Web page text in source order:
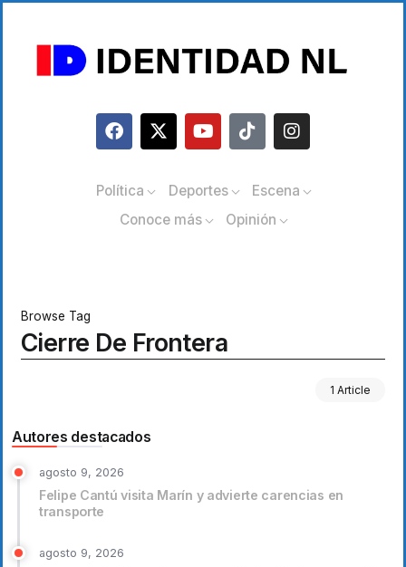
Política Deportes
Escena
Conoce más
Opinión
Browse Tag
Cierre De Frontera
1 Article
Autores destacados
agosto 9, 2026
Felipe Cantú visita Marín y advierte carencias en
transporte
agosto 9, 2026